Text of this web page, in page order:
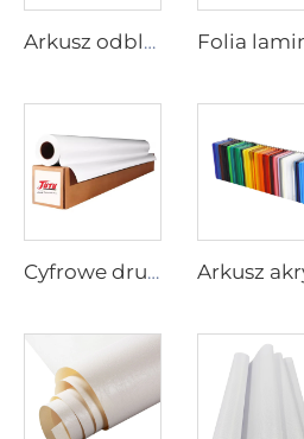
Arkusz odblaskowy
Cyfrowe drukowanie winylu